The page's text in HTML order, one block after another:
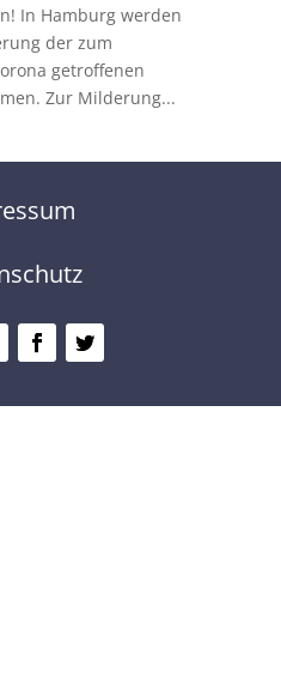
In Hamburg werden
der zum
getroffenen
Zur Milderung...